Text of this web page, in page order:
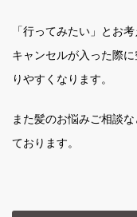
「行ってみたい」とお
キャンセルが入った際
りやすくなります。
また髪のお悩みご相談
ております。